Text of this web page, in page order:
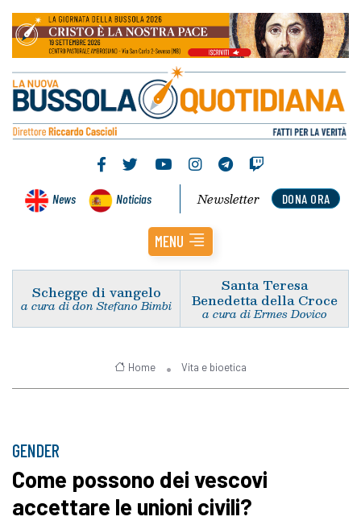
News Noticias DONA ORA
Newsletter
MENU
Schegge di vangelo
a cura di don Stefano Bimbi
Santa Teresa
Benedetta della Croce
a cura di Ermes Dovico
Home Vita e bioetica
GENDER
Come possono dei vescovi
accettare le unioni civili?